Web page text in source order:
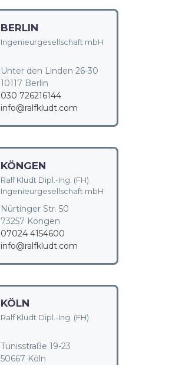
BERLIN
Ingenieurgesellschaft mbH
Unter den Linden 26-30
10117 Berlin
030 726216144
info@ralfkludt.com
KÖNGEN
Ralf Kludt Dipl.-Ing. (FH)
Ingenieurgesellschaft mbH
Nürtinger Str. 50
73257 Köngen
07024 4154600
info@ralfkludt.com
KÖLN
Ralf Kludt Dipl.-Ing. (FH)
Tunisstraße 19-23
50667 Köln